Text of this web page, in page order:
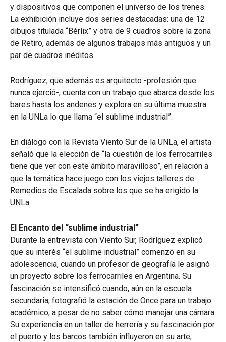
y dispositivos que componen el universo de los trenes.
La exhibición incluye dos series destacadas: una de 12
dibujos titulada “Bérlix” y otra de 9 cuadros sobre la zona
de Retiro, además de algunos trabajos más antiguos y un
par de cuadros inéditos.
Rodríguez, que además es arquitecto -profesión que
nunca ejerció-, cuenta con un trabajo que abarca desde los
bares hasta los andenes y explora en su última muestra
en la UNLa lo que llama “el sublime industrial”.
En diálogo con la Revista Viento Sur de la UNLa, el artista
señaló que la elección de “la cuestión de los ferrocarriles
tiene que ver con este ámbito maravilloso”, en relación a
que la temática hace juego con los viejos talleres de
Remedios de Escalada sobre los que se ha erigido la
UNLa.
El Encanto del “sublime industrial”
Durante la entrevista con Viento Sur, Rodríguez explicó
que su interés “el sublime industrial” comenzó en su
adolescencia, cuando un profesor de geografía le asignó
un proyecto sobre los ferrocarriles en Argentina. Su
fascinación se intensificó cuando, aún en la escuela
secundaria, fotografió la estación de Once para un trabajo
académico, a pesar de no saber cómo manejar una cámara.
Su experiencia en un taller de herrería y su fascinación por
el puerto y los barcos también influyeron en su arte,